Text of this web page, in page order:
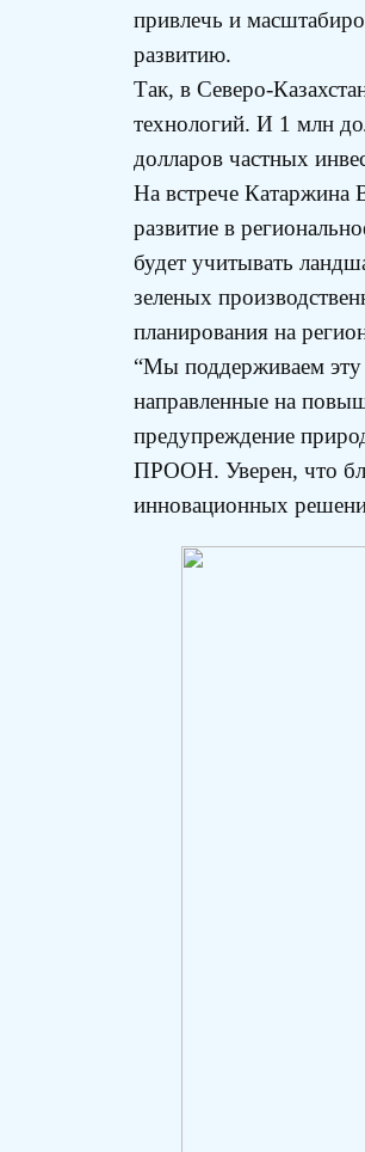
привлечь и
развитию.
Так, в Северо-
технологий. И 1 млн
долларов частных
На встрече Катаржина
развитие в
будет учитывать
зеленых
планирования на
“Мы поддерживаем эту
направленные на
предупреждение
ПРООН. Уверен, что
инновационных